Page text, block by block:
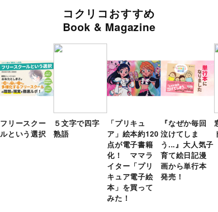
コクリコおすすめ
Book & Magazine
フリースクー
ルという選択
５文字で四字
熟語
「プリキュ
ア」絵本約120
点が電子書籍
化！ ママラ
イター「プリ
キュア電子絵
本」を買って
みた！
『なぜか毎回
泣けてしま
う...』大人気子
育て絵日記漫
画から単行本
発売！